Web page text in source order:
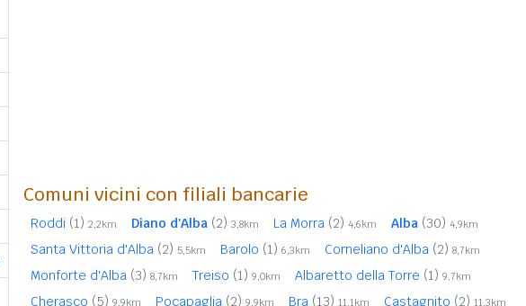
Comuni vicini con filiali bancarie
Roddi (1) 2,2km Diano d'Alba (2) 3,8km La Morra (2) 4,6km Alba (30) 4,9km
Santa Vittoria d'Alba (2) 5,5km Barolo (1) 6,3km Corneliano d'Alba (2) 8,7km
Monforte d'Alba (3) 8,7km Treiso (1) 9,0km Albaretto della Torre (1) 9,7km
Cherasco (5) 9,9km Pocapaglia (2) 9,9km Bra (13) 11,1km Castagnito (2) 11,3km